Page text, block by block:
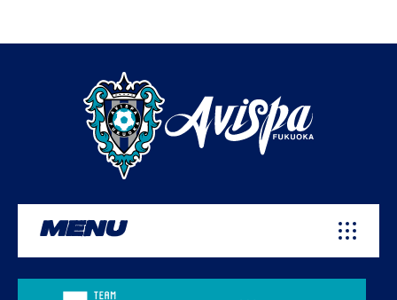
MENU